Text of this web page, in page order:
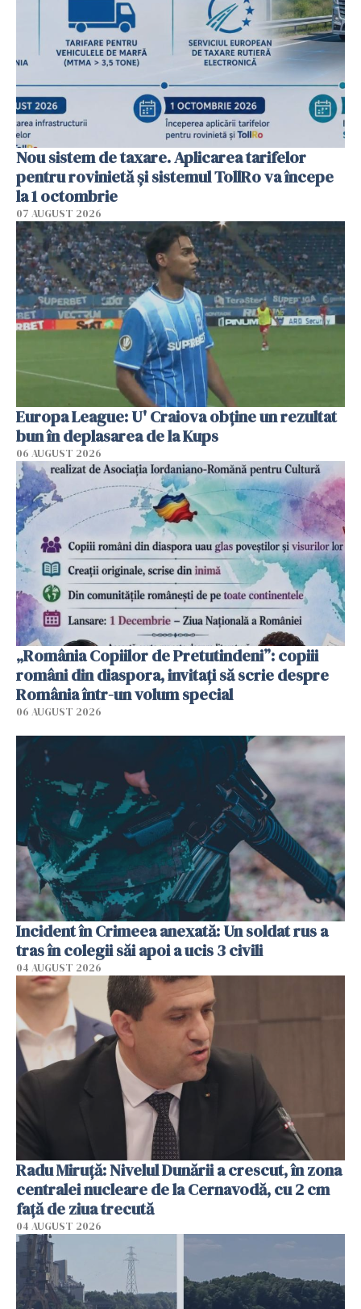
Nou sistem de taxare. Aplicarea tarifelor
pentru rovinietă şi sistemul TollRo va începe
la 1 octombrie
07 AUGUST 2026
Europa League: U' Craiova obține un rezultat
bun în deplasarea de la Kups
06 AUGUST 2026
„România Copiilor de Pretutindeni”: copiii
români din diaspora, invitați să scrie despre
România într-un volum special
06 AUGUST 2026
Incident în Crimeea anexată: Un soldat rus a
tras în colegii săi apoi a ucis 3 civili
04 AUGUST 2026
Radu Miruţă: Nivelul Dunării a crescut, în zona
centralei nucleare de la Cernavodă, cu 2 cm
faţă de ziua trecută
04 AUGUST 2026